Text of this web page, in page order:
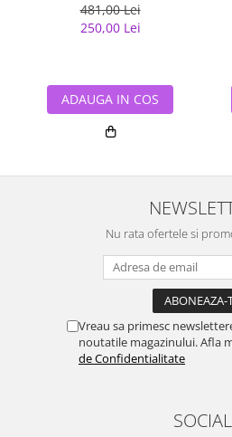
481,00 Lei
250,00 Lei
ADAUGA IN COS
Nu rata ofertele si
Vreau sa primesc
noutatile magazinului. Afla
de Confidentialitate
SOCIAL